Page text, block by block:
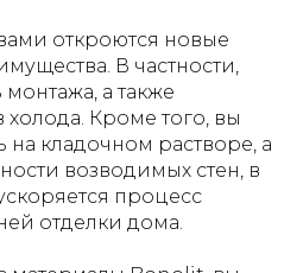
откроются новые
В частности,
монтажа, а также
холода. Кроме того, вы
на кладочном растворе, а
возводимых стен, в
процесс
отделки дома.